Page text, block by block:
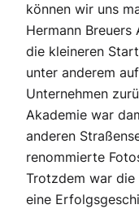
können wir uns
Hermann
die kleineren
unter anderem
Unternehmen
Akademie war
anderen
renommierte
Trotzdem war die
eine